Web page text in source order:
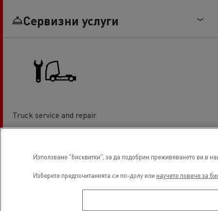
Сервизни услуги
Truck service and repair
Местоположение
Използваме "бисквитки", за да подобрим преживяването ви в
Изберете предпочитанията си по-долу или научете повече за